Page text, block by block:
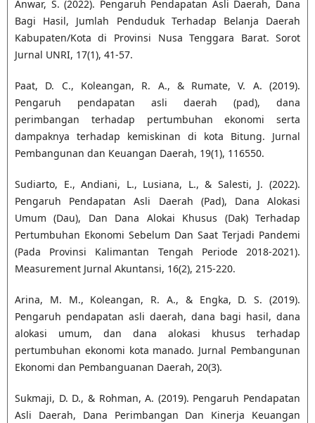
Anwar, S. (2022). Pengaruh Pendapatan Asli Daerah, Dana
Bagi Hasil, Jumlah Penduduk Terhadap Belanja Daerah
Kabupaten/Kota di Provinsi Nusa Tenggara Barat. Sorot
Jurnal UNRI, 17(1), 41-57.
Paat, D. C., Koleangan, R. A., & Rumate, V. A. (2019).
Pengaruh pendapatan asli daerah (pad), dana
perimbangan terhadap pertumbuhan ekonomi serta
dampaknya terhadap kemiskinan di kota Bitung. Jurnal
Pembangunan dan Keuangan Daerah, 19(1), 116550.
Sudiarto, E., Andiani, L., Lusiana, L., & Salesti, J. (2022).
Pengaruh Pendapatan Asli Daerah (Pad), Dana Alokasi
Umum (Dau), Dan Dana Alokai Khusus (Dak) Terhadap
Pertumbuhan Ekonomi Sebelum Dan Saat Terjadi Pandemi
(Pada Provinsi Kalimantan Tengah Periode 2018-2021).
Measurement Jurnal Akuntansi, 16(2), 215-220.
Arina, M. M., Koleangan, R. A., & Engka, D. S. (2019).
Pengaruh pendapatan asli daerah, dana bagi hasil, dana
alokasi umum, dan dana alokasi khusus terhadap
pertumbuhan ekonomi kota manado. Jurnal Pembangunan
Ekonomi dan Pembanguanan Daerah, 20(3).
Sukmaji, D. D., & Rohman, A. (2019). Pengaruh Pendapatan
Asli Daerah, Dana Perimbangan Dan Kinerja Keuangan